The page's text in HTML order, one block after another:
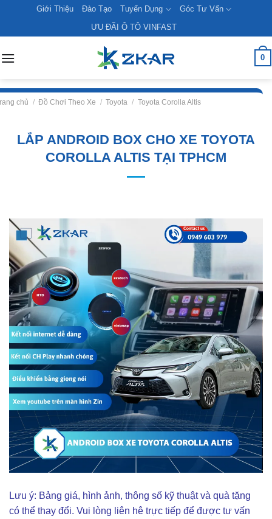
content
Giới Thiệu Đào Tạo Tuyển Dụng
Góc Tư Vấn
ƯU ĐÃI Ô TÔ VINFAST
0
chủ / Đồ Chơi Theo Xe / Toyota / Toyota Corolla Altis
LẮP ANDROID BOX CHO XE TOYOTA
COROLLA ALTIS TẠI TPHCM
Lưu ý: Bảng giá, hình ảnh, thông số kỹ thuật và quà tặng
có thể thay đổi. Vui lòng liên hê trực tiếp để được tư vấn